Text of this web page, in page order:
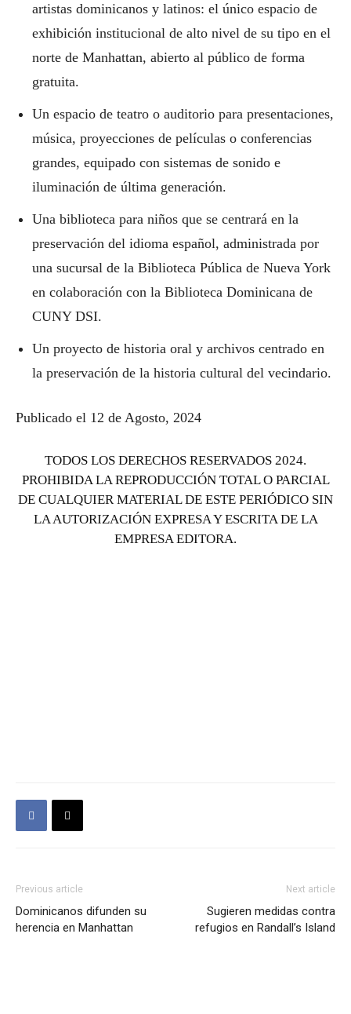
artistas dominicanos y latinos: el único espacio de
exhibición institucional de alto nivel de su tipo en el
norte de Manhattan, abierto al público de forma
gratuita.
Un espacio de teatro o auditorio para presentaciones,
música, proyecciones de películas o conferencias
grandes, equipado con sistemas de sonido e
iluminación de última generación.
Una biblioteca para niños que se centrará en la
preservación del idioma español, administrada por
una sucursal de la Biblioteca Pública de Nueva York
en colaboración con la Biblioteca Dominicana de
CUNY DSI.
Un proyecto de historia oral y archivos centrado en
la preservación de la historia cultural del vecindario.
Publicado el 12 de Agosto, 2024
TODOS LOS DERECHOS RESERVADOS 2024.
PROHIBIDA LA REPRODUCCIÓN TOTAL O PARCIAL
DE CUALQUIER MATERIAL DE ESTE PERIÓDICO SIN
LA AUTORIZACIÓN EXPRESA Y ESCRITA DE LA
EMPRESA EDITORA.
Previous article
Dominicanos difunden su
herencia en Manhattan
Next article
Sugieren medidas contra
refugios en Randall’s Island